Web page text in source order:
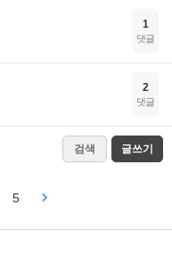
1
댓글
2
댓글
검색 글쓰기
5